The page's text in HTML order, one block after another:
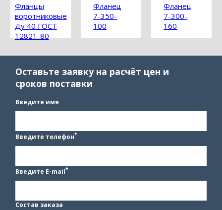
Фланцы
воротниковые
Ду 40 ГОСТ
12821-80
Фланец
7-350-
100
Фланец
7-300-
160
Оставьте заявку на расчёт цен и
сроков поставки
Введите имя
Введите телефон*
Введите E-mail*
Состав заказа